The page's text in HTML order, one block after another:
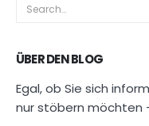
ÜBER DEN BLOG
Egal, ob Sie sich
nur stöbern möchten